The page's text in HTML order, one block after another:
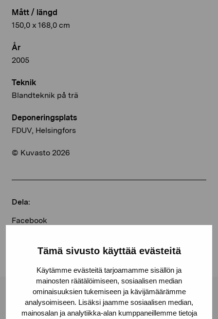
Tämä sivusto käyttää evästeitä
Käytämme evästeitä tarjoamamme sisällön ja
mainosten räätälöimiseen, sosiaalisen median
ominaisuuksien tukemiseen ja kävijämäärämme
analysoimiseen. Lisäksi jaamme sosiaalisen median,
mainosalan ja analytiikka-alan kumppaneillemme tietoja
Mått / längd
150,0 x 168,0 cm
År
2005
Teknik
Blandteknik på trä
Deponeringsplats
FDUV, Helsingfors
© Kuvasto 2026
Dela:
Facebook
Stiftelsen Pro Artibus